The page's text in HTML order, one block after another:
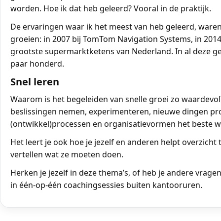
worden. Hoe ik dat heb geleerd? Vooral in de praktijk.
De ervaringen waar ik het meest van heb geleerd,
groeien: in 2007 bij TomTom Navigation Systems, in
grootste supermarktketens van Nederland. In al deze
paar honderd.
Snel leren
Waarom is het begeleiden van snelle groei zo
beslissingen nemen, experimenteren, nieuwe dingen
(ontwikkel)processen en organisatievormen het beste
Het leert je ook hoe je jezelf en anderen helpt
vertellen wat ze moeten doen.
Herken je jezelf in deze thema’s, of heb je andere
in één-op-één coachingsessies buiten kantooruren.